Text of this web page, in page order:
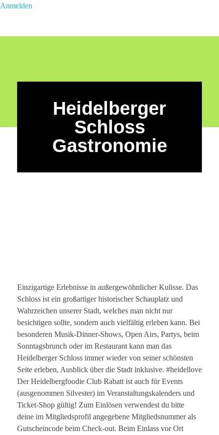
Anmelden
Heidelberger
Schloss
Gastronomie
Einzigartige Erlebnisse in außergewöhnlicher Kulisse. Das
Schloss ist ein großartiger historischer Schauplatz und
Wahrzeichen unserer Stadt, welches man nicht nur
besichtigen sollte, sondern auch vielfältig erleben kann. Bei
besonderen Musik-Dinner-Shows, Open Airs, Partys, beim
Sonntagsbrunch oder im Restaurant kann man das
Heidelberger Schloss immer wieder von seiner schönsten
Seite erleben, Ausblick über die Stadt inklusive. #heidellove
Der Heidelbergfoodie Club Rabatt ist auch für Events
(ausgenommen Silvester) im Veranstaltungskalenders und
Ticket-Shop gültig! Zum Einlösen verwendest du bitte
deine im Mitgliedsprofil angegebene Mitgliedsnummer als
Gutscheincode beim Check-out. Beim Einlass vor Ort